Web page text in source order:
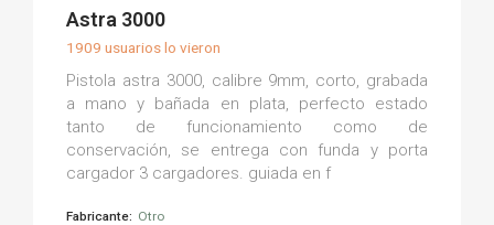
Astra 3000
1909 usuarios lo vieron
Pistola astra 3000, calibre 9mm, corto, grabada
a mano y bañada en plata, perfecto estado
tanto de funcionamiento como de
conservación, se entrega con funda y porta
cargador 3 cargadores. guiada en f
Fabricante: Otro